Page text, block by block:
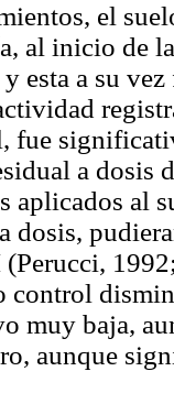
el
al inicio de
esta a su
fue
a dosis
aplicados al
dosis,
(Perucci,
control
muy baja,
aunque